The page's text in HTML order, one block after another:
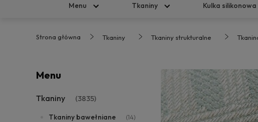
Menu Tkaniny Kulka
Strona główna Tkaniny Tkaniny strukturalne
Menu
Tkaniny (3835)
Tkaniny bawełniane (14)